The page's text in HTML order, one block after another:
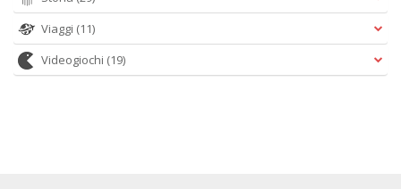
Viaggi (11)
Videogiochi (19)